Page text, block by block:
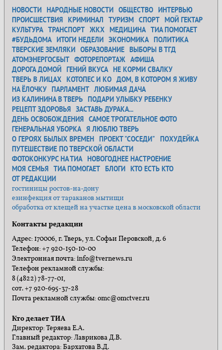
НОВОСТИ НАРОДНЫЕ НОВОСТИ ОБЩЕСТВО ИНТЕРВЬЮ
ПРОИСШЕСТВИЯ КРИМИНАЛ ТУРИЗМ СПОРТ МОЙ ГЕКТАР
КУЛЬТУРА ТРАНСПОРТ ЖКХ МЕДИЦИНА ТИА ПОМОГАЕТ
#БУДЬДОМА ИТОГИ НЕДЕЛИ ЭКОНОМИКА ПОЛИТИКА
ТВЕРСКИЕ ЗЕМЛЯКИ ОБРАЗОВАНИЕ ВЫБОРЫ В ТГД
АТОМЭНЕРГОСБЫТ ФОТОРЕПОРТАЖ АФИША
ДОРОГА ДОМОЙ ГЕНИЙ ВКУСА НЕ КОРМИ СВАЛКУ
ТВЕРЬ В ЛИЦАХ КОТОПЕС И КО ДОМ, В КОТОРОМ Я ЖИВУ
НА ЁЛОЧКУ ПАРЛАМЕНТ ЛЮБИМАЯ ДАЧА
ИЗ КАЛИНИНА В ТВЕРЬ ПОДАРИ УЛЫБКУ РЕБЕНКУ
РЕЦЕПТ ЗДОРОВЬЯ ЗАСТАВЬ ДУРАКА...
ДЕНЬ ОСВОБОЖДЕНИЯ САМОЕ ТРОГАТЕЛЬНОЕ ФОТО
ГЕНЕРАЛЬНАЯ УБОРКА Я ЛЮБЛЮ ТВЕРЬ
О ГЕРОЯХ БЫЛЫХ ВРЕМЕН ПРОЕКТ "СОСЕДИ"
ПОХУДЕЙКА
ПУТЕШЕСТВИЕ ПО ТВЕРСКОЙ ОБЛАСТИ
ФОТОКОНКУРС НА ТИА НОВОГОДНЕЕ НАСТРОЕНИЕ
МОЯ СЕМЬЯ ТИА ПОМОГАЕТ БЛОГИ КТО ЕСТЬ КТО
ОТ РЕДАКЦИИ
гостиницы ростов-на-дону
езинфекция от тараканов мытищи
обработка от клещей на участке цена в московской области
Контакты редакции
Адрес: 170006, г. Тверь, ул. Софьи Перовской, д. 6
Телефон: +7 920-150-10-00
Электронная почта: info@tvernews.ru
Телефон рекламной службы:
8 (4822) 78-77-01,
сот. +7 920-695-37-28
Почта рекламной службы: omc@omctver.ru
Кто делает ТИА
Директор: Теряева Е.А.
Главный редактор: Лаврикова Д.В.
Зам. редактора: Бархатова В.Д.